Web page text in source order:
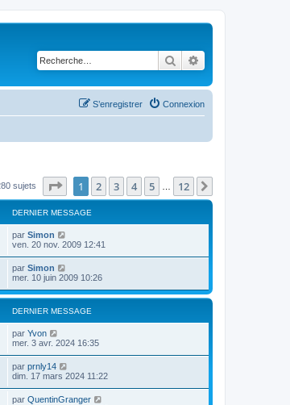
Rechercher
Connexion
S’enregistrer
sujets Page sur12
1 2 3 4 5 12
DERNIER MESSAGE
par Simon
ven. 20 nov. 2009 12:41
par Simon
mer. 10 juin 2009 10:26
DERNIER MESSAGE
par Yvon
mer. 3 avr. 2024 16:35
par prnly14
dim. 17 mars 2024 11:22
par QuentinGranger